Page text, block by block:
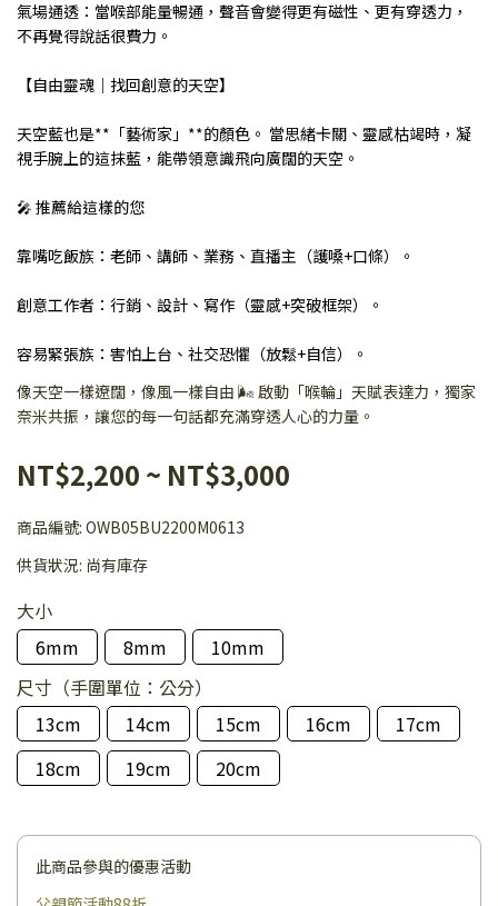
氣場通透：當喉部能量暢通，聲音會變得更有磁性、更有穿透力，
不再覺得說話很費力。
【自由靈魂｜找回創意的天空】
天空藍也是**「藝術家」**的顏色。 當思緒卡關、靈感枯竭時，凝
視手腕上的這抹藍，能帶領意識飛向廣闊的天空。
🎤 推薦給這樣的您
靠嘴吃飯族：老師、講師、業務、直播主（護嗓+口條）。
創意工作者：行銷、設計、寫作（靈感+突破框架）。
容易緊張族：害怕上台、社交恐懼（放鬆+自信）。
像天空一樣遼闊，像風一樣自由 🌬️ 啟動「喉輪」天賦表達力，獨家
奈米共振，讓您的每一句話都充滿穿透人心的力量。
NT$2,200 ~ NT$3,000
商品編號: OWB05BU2200M0613
供貨狀況: 尚有庫存
大小
6mm
8mm
10mm
尺寸（手圍單位：公分）
13cm
14cm 15cm 16cm
17cm
18cm
19cm 20cm
此商品參與的優惠活動